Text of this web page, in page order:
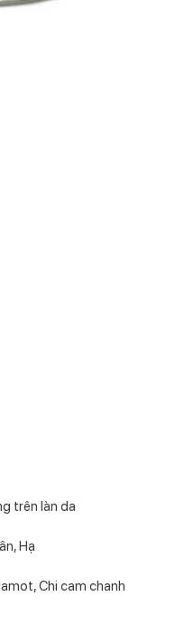
trên làn da
Hạ
Chi cam chanh